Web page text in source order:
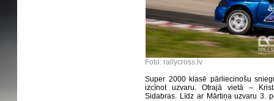
Foto: rallycross.lv
Super 2000 klasē pārliecinošu
izcīnot uzvaru. Otrajā vietā –
Sidabras. Līdz ar Mārtiņa uzvaru 3.